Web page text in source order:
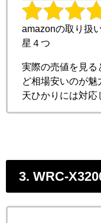
amazonの取り扱
星４つ
実際の売値を見る
ど相場安いのが
天ひかりには対応
3. WRC-